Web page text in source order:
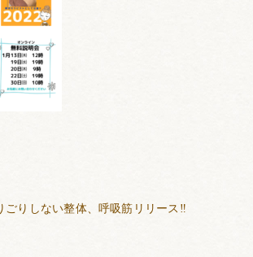
ごりしない整体、呼吸筋リリース ‼️